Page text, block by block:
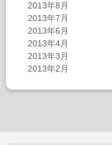
2013年8月
2013年7月
2013年6月
2013年4月
2013年3月
2013年2月